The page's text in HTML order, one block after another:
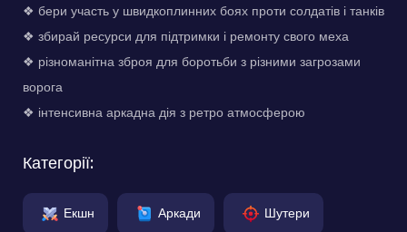
❖ бери участь у швидкоплинних боях проти солдатів і танків
❖ збирай ресурси для підтримки і ремонту свого меха
❖ різноманітна зброя для боротьби з різними загрозами
ворога
❖ інтенсивна аркадна дія з ретро атмосферою
Категорії:
Екшн Аркади Шутери